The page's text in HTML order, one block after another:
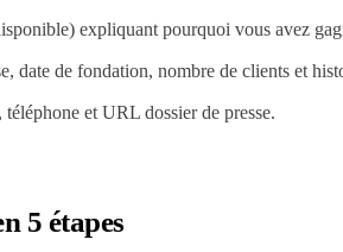
expliquant pourquoi vous avez
date de fondation, nombre de clients et
et URL dossier de presse.
5 étapes